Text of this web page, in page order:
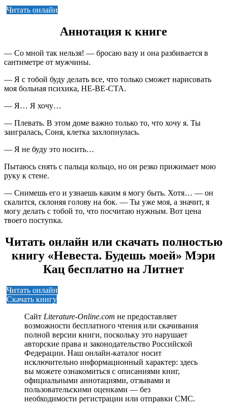
Читать онлайн
Аннотация к книге
— Со мной так нельзя! — бросаю вазу и она разбивается в
сантиметре от мужчины.
— Я с тобой буду делать все, что только сможет нарисовать
моя больная психика, НЕ-ВЕ-СТА.
— Я… Я хочу…
— Плевать. В этом доме важно только то, что хочу я. Ты
заигралась, Соня, клетка захлопнулась.
— Я не буду это носить…
Пытаюсь снять с пальца кольцо, но он резко прижимает мою
руку к стене.
— Снимешь его и узнаешь каким я могу быть. Хотя… — он
скалится, склоняя голову на бок. — Ты уже моя, а значит, я
могу делать с тобой то, что посчитаю нужным. Вот цена
твоего поступка.
Читать онлайн или скачать полностью
книгу «Невеста. Будешь моей» Мэри
Кац бесплатно на Литнет
Читать онлайн
Скачать книгу
Сайт Literature-Online.com не предоставляет
возможности бесплатного чтения или скачивания
полной версии книги, поскольку это нарушает
авторские права и законодательство Российской
Федерации. Наш онлайн-каталог носит
исключительно информационный характер: здесь
вы можете ознакомиться с описаниями книг,
официальными аннотациями, отзывами и
пользовательскими оценками — без
необходимости регистрации или отправки СМС.